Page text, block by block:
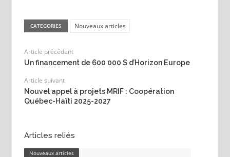
CATEGORIES Nouveaux articles
Article précédent
Un financement de 600 000 $ d’Horizon Europe
Article suivant
Nouvel appel à projets MRIF : Coopération
Québec-Haïti 2025-2027
Articles reliés
Nouveaux articles